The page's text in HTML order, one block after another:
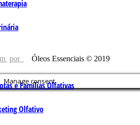
e Famílias Olfativas
Olfativo
por Óleos Essenciais © 2019
Manage consent